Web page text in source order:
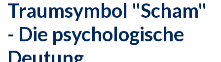
Traumsymbol "Scham"
- Die psychologische